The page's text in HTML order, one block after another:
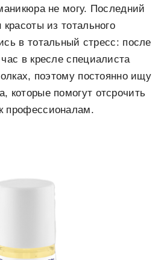
не могу. Последний
из тотального
в тотальный стресс: после
в кресле специалиста
поэтому постоянно ищу
которые помогут отсрочить
профессионалам.